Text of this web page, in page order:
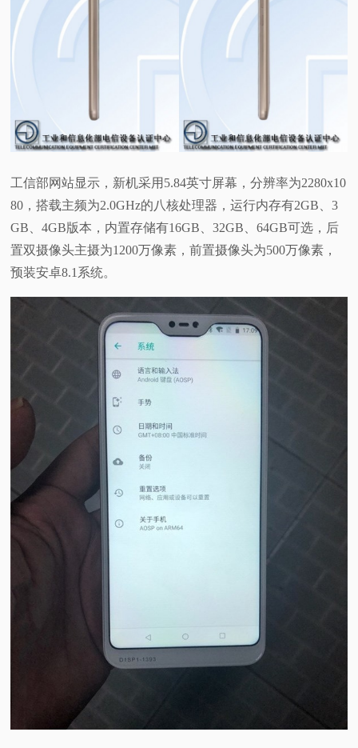
工信部网站显示，新机采用5.84英寸屏幕，分辨率为2280x10
80，搭载主频为2.0GHz的八核处理器，运行内存有2GB、3
GB、4GB版本，内置存储有16GB、32GB、64GB可选，后
置双摄像头主摄为1200万像素，前置摄像头为500万像素，
预装安卓8.1系统。